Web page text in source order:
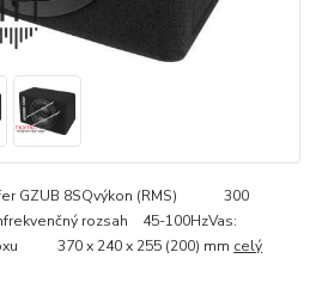
GZUB 8SQvýkon (RMS) 300
rozsah 45-100HzVas:
370 x 240 x 255 (200) mm celý